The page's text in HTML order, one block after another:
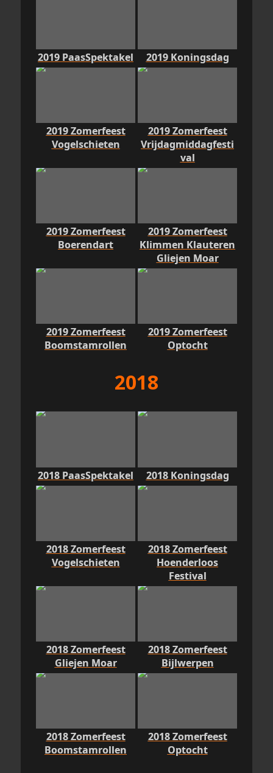
2019 PaasSpektakel 2019 Koningsdag
2019 Zomerfeest
Vogelschieten
2019 Zomerfeest
Vrijdagmiddagfesti
val
2019 Zomerfeest
Boerendart
2019 Zomerfeest
Klimmen Klauteren
Gliejen Moar
2019 Zomerfeest
Boomstamrollen
2019 Zomerfeest
Optocht
2018
2018 PaasSpektakel 2018 Koningsdag
2018 Zomerfeest
Vogelschieten
2018 Zomerfeest
Hoenderloos
Festival
2018 Zomerfeest
Gliejen Moar
2018 Zomerfeest
Bijlwerpen
2018 Zomerfeest
Boomstamrollen
2018 Zomerfeest
Optocht